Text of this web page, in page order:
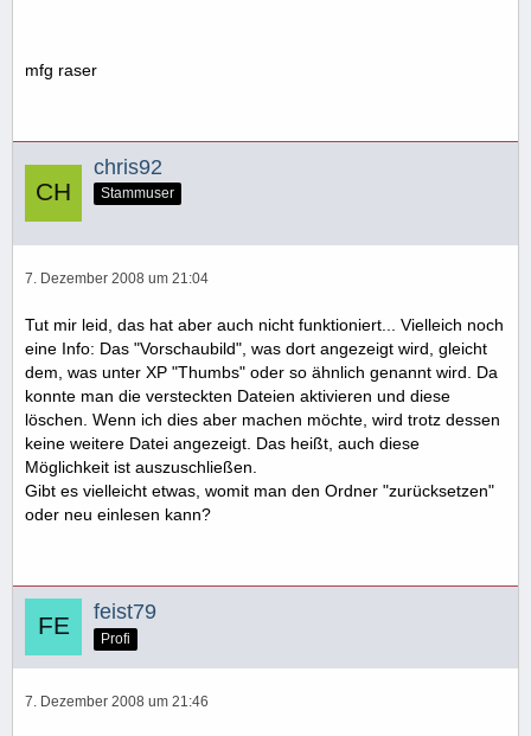
mfg raser
chris92
Stammuser
7. Dezember 2008 um 21:04
Tut mir leid, das hat aber auch nicht funktioniert... Vielleich noch
eine Info: Das "Vorschaubild", was dort angezeigt wird, gleicht
dem, was unter XP "Thumbs" oder so ähnlich genannt wird. Da
konnte man die versteckten Dateien aktivieren und diese
löschen. Wenn ich dies aber machen möchte, wird trotz dessen
keine weitere Datei angezeigt. Das heißt, auch diese
Möglichkeit ist auszuschließen.
Gibt es vielleicht etwas, womit man den Ordner "zurücksetzen"
oder neu einlesen kann?
feist79
Profi
7. Dezember 2008 um 21:46